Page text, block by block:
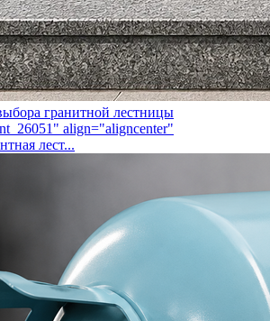
гранитной лестницы
align="aligncenter"
лест...